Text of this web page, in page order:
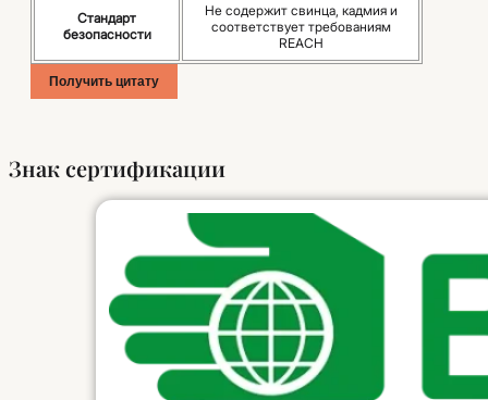
Стандарт
безопасности
Не содержит свинца, кадмия и
соответствует требованиям
REACH
Получить цитату
Знак сертификации